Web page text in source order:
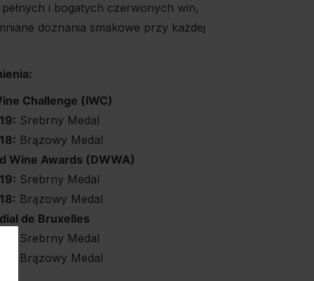
pełnych i bogatych czerwonych win,
doznania smakowe przy każdej
Challenge (IWC)
Srebrny Medal
Brązowy Medal
Wine Awards (DWWA)
Srebrny Medal
Brązowy Medal
de Bruxelles
Srebrny Medal
Brązowy Medal